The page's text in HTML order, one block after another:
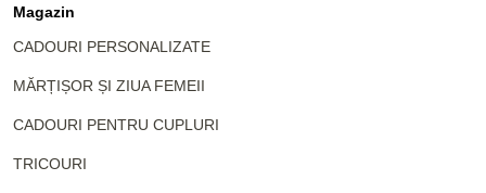
Magazin
CADOURI PERSONALIZATE
MĂRȚIȘOR ȘI ZIUA FEMEII
CADOURI PENTRU CUPLURI
TRICOURI